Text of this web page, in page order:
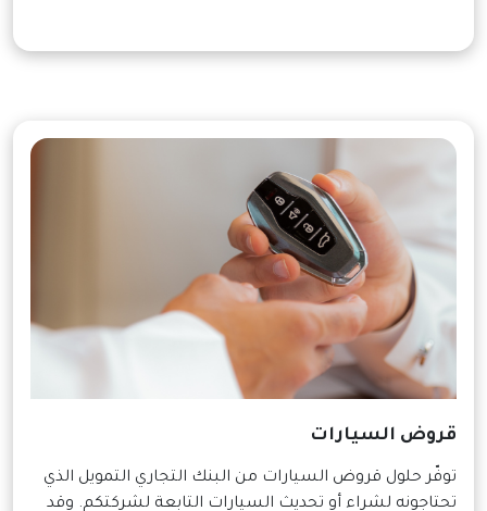
قروض السيارات
توفّر حلول قروض السيارات من البنك التجاري التمويل الذي
تحتاجونه لشراء أو تحديث السيارات التابعة لشركتكم. وقد